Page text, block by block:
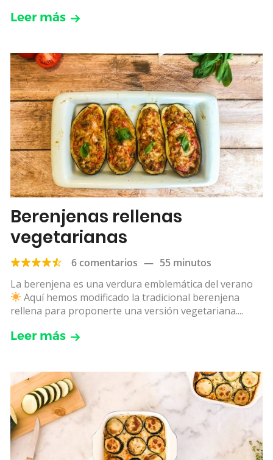
Leer más
Berenjenas rellenas
vegetarianas
6 comentarios — 55 minutos
La berenjena es una verdura emblemática del verano
Aquí hemos modificado la tradicional berenjena
rellena para proponerte una versión vegetariana....
Leer más